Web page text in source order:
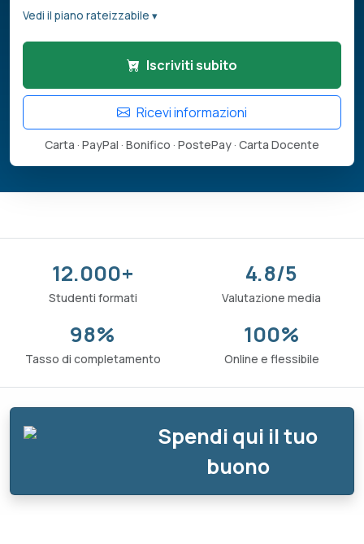
Vedi il piano rateizzabile ▾
Iscriviti subito
Ricevi informazioni
Carta · PayPal · Bonifico · PostePay · Carta Docente
12.000+
Studenti formati
4.8/5
Valutazione media
98%
Tasso di completamento
100%
Online e flessibile
Spendi qui il tuo
buono